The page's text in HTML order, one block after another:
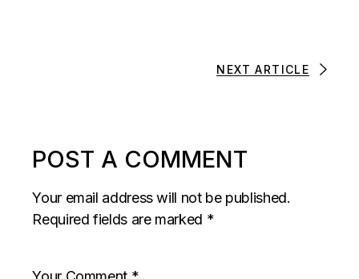
NEXT ARTICLE
POST A COMMENT
Your email address will not be published.
Required fields are marked *